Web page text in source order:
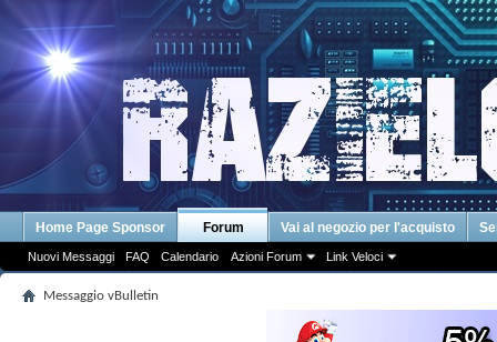
Home Page Sponsor Forum
Nuovi Messaggi FAQ Calendario Azioni Forum Link Veloci
Vai al negozio per l'acquisto
Messaggio vBulletin